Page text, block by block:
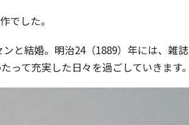
でした。
と結婚。明治24（1889）年には、雑誌
って充実した日々を過ごしていきます。